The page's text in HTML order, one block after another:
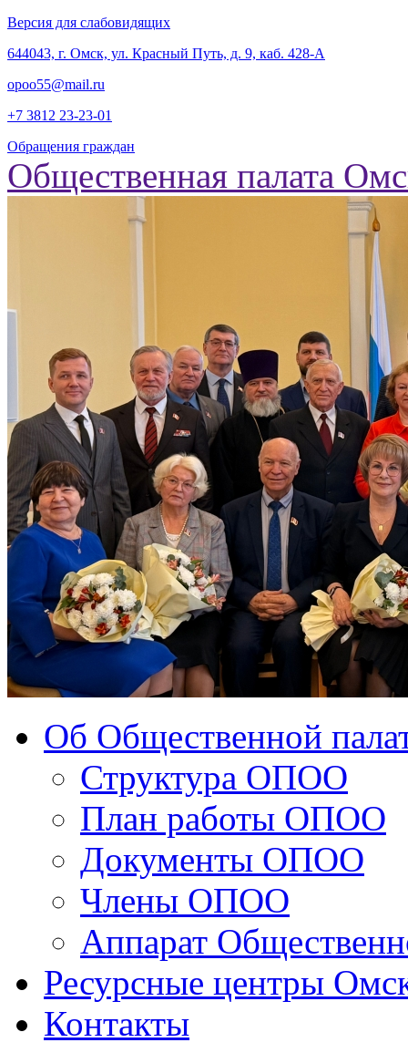
Версия для слабовидящих
‎644043, г. Омск, ул. Красный Путь, д. 9, каб. 428-А
opoo55@mail.ru
+7 3812 23-23-01
Обращения граждан
Общественная палата
Об Общественной
Структура ОПОО
План работы ОПОО
Документы ОПОО
Члены ОПОО
Аппарат
Ресурсные центры
Контакты